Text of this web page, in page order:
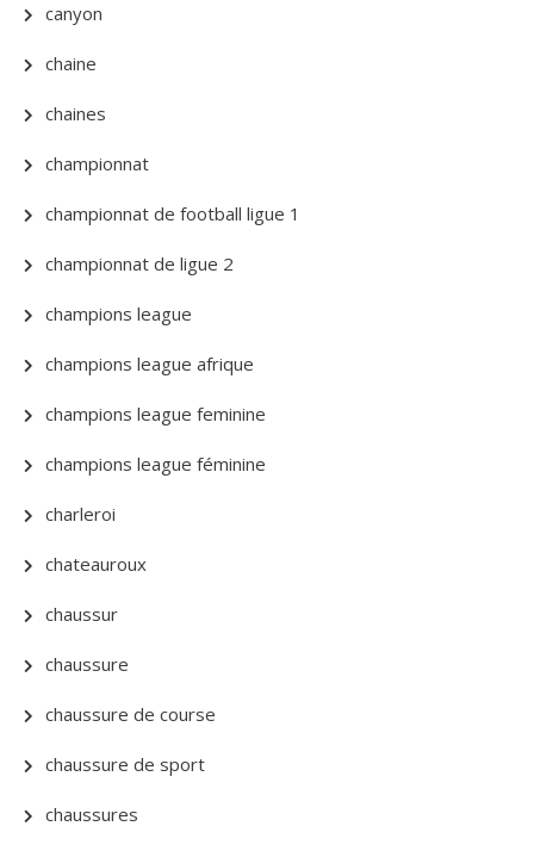
canyon
chaine
chaines
championnat
championnat de football ligue 1
championnat de ligue 2
champions league
champions league afrique
champions league feminine
champions league féminine
charleroi
chateauroux
chaussur
chaussure
chaussure de course
chaussure de sport
chaussures